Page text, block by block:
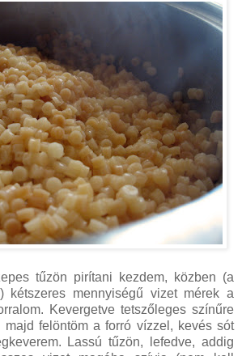
tűzön pirítani kezdem, közben (a
kétszeres mennyiségű vizet mérek a
Kevergetve tetszőleges színűre
majd felöntöm a forró vízzel, kevés sót
Lassú tűzön, lefedve, addig